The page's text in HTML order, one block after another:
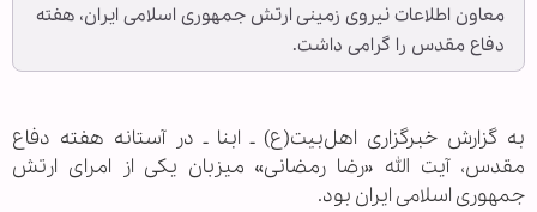
معاون اطلاعات نیروی زمینی ارتش جمهوری اسلامی ایران، هفته
دفاع مقدس را گرامی داشت.
به گزارش خبرگزاری اهل‌بیت(ع) ـ ابنا ـ در آستانه هفته دفاع
مقدس، آیت الله «رضا رمضانی» میزبان یکی از امرای ارتش
جمهوری اسلامی ایران بود.